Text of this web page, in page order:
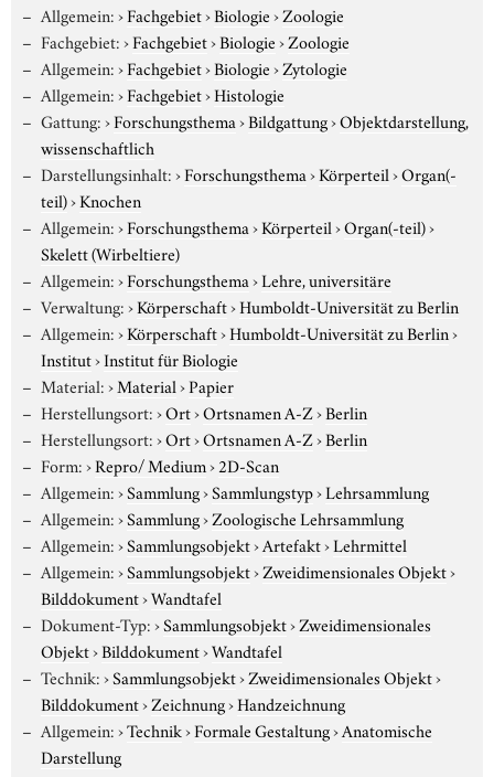
Allgemein:›Fachgebiet›Biologie›Zoologie
Fachgebiet:›Fachgebiet›Biologie›Zoologie
Allgemein:›Fachgebiet›Biologie›Zytologie
Allgemein:›Fachgebiet›Histologie
Gattung:›Forschungsthema›Bildgattung›Objektdarstellung,
wissenschaftlich
Darstellungsinhalt:›Forschungsthema›Körperteil›Organ(-
teil)›Knochen
Allgemein:›Forschungsthema›Körperteil›Organ(-teil)›
Skelett (Wirbeltiere)
Allgemein:›Forschungsthema›Lehre, universitäre
Verwaltung:›Körperschaft›Humboldt-Universität zu Berlin
Allgemein:›Körperschaft›Humboldt-Universität zu Berlin›
Institut›Institut für Biologie
Material:›Material›Papier
Herstellungsort:›Ort›Ortsnamen A-Z›Berlin
Herstellungsort:›Ort›Ortsnamen A-Z›Berlin
Form:›Repro/ Medium›2D-Scan
Allgemein:›Sammlung›Sammlungstyp›Lehrsammlung
Allgemein:›Sammlung›Zoologische Lehrsammlung
Allgemein:›Sammlungsobjekt›Artefakt›Lehrmittel
Allgemein:›Sammlungsobjekt›Zweidimensionales Objekt›
Bilddokument›Wandtafel
Dokument-Typ:›Sammlungsobjekt›Zweidimensionales
Objekt›Bilddokument›Wandtafel
Technik:›Sammlungsobjekt›Zweidimensionales Objekt›
Bilddokument›Zeichnung›Handzeichnung
Allgemein:›Technik›Formale Gestaltung›Anatomische
Darstellung